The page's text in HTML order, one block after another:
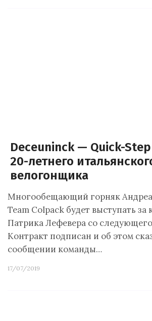
Deceuninck — Quick-
20-летнего
велогонщика
Многообещающий горняк
Team Colpack будет выступать за
Патрика Лефевера со
Контракт подписан и об этом
сообщении команды…
17/07/2019